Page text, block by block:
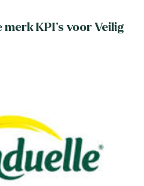
KPI’s voor Veilig